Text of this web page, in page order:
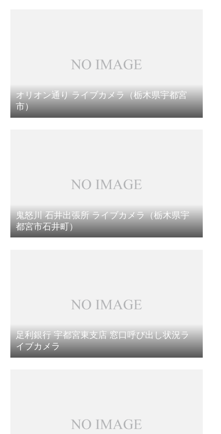
オリオン通り ライブカメラ（栃木県宇都宮
市）
鬼怒川 石井出張所 ライブカメラ（栃木県宇
都宮市石井町）
足利銀行 宇都宮東支店 窓口呼び出し状況ラ
イブカメラ